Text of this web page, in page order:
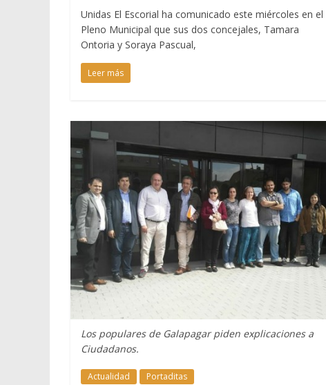
Unidas El Escorial ha comunicado este miércoles en el
Pleno Municipal que sus dos concejales, Tamara
Ontoria y Soraya Pascual,
Leer más
Los populares de Galapagar piden explicaciones a
Ciudadanos.
Actualidad Portaditas